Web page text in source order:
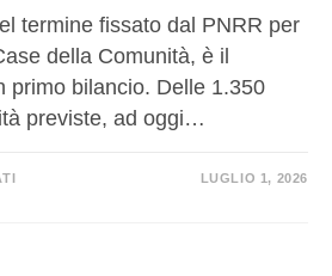
termine fissato dal PNRR per
della Comunità, è il
primo bilancio. Delle 1.350
previste, ad oggi…
LUGLIO 1, 2026